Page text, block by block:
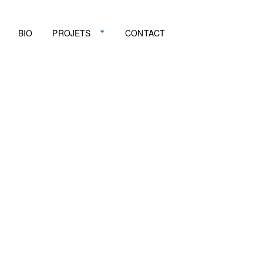
BIO PROJETS CONTACT